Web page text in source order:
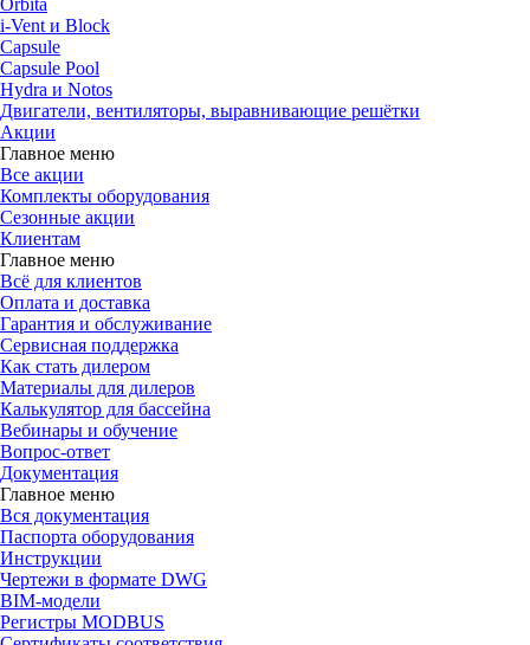
Orbita
i-Vent и Block
Capsule
Capsule Pool
Hydra и Notos
Двигатели, вентиляторы, выравнивающие решётки
Акции
Главное меню
Все акции
Комплекты оборудования
Сезонные акции
Клиентам
Главное меню
Всё для клиентов
Оплата и доставка
Гарантия и обслуживание
Сервисная поддержка
Как стать дилером
Материалы для дилеров
Калькулятор для бассейна
Вебинары и обучение
Вопрос-ответ
Документация
Главное меню
Вся документация
Паспорта оборудования
Инструкции
Чертежи в формате DWG
BIM-модели
Регистры MODBUS